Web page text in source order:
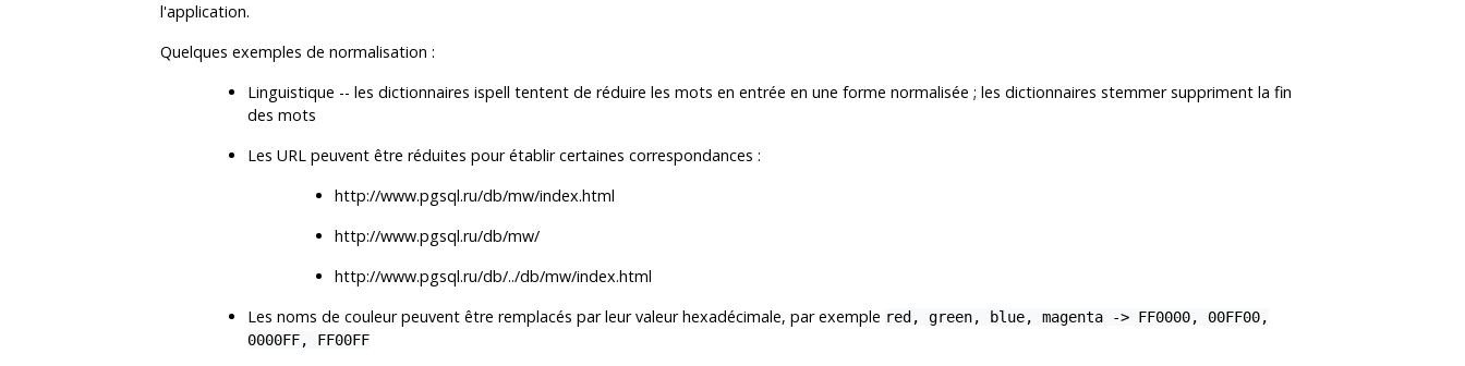
l'application.
Quelques exemples de normalisation :
Linguistique -- les dictionnaires ispell tentent de réduire les mots en entrée en une forme normalisée ; les dictionnaires stemmer suppriment la fin
des mots
Les URL peuvent être réduites pour établir certaines correspondances :
http://www.pgsql.ru/db/mw/index.html
http://www.pgsql.ru/db/mw/
http://www.pgsql.ru/db/../db/mw/index.html
Les noms de couleur peuvent être remplacés par leur valeur hexadécimale, par exemple red, green, blue, magenta -> FF0000, 00FF00,
0000FF, FF00FF